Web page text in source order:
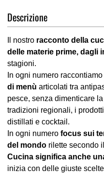
Descrizione
Il nostro racconto della
delle materie prime, dagli
stagioni.
In ogni numero
di menù articolati tra
pesce, senza dimenticare
tradizioni regionali, i
distillati e cocktail.
In ogni numero focus sui
del mondo rilette secondo
Cucina significa anche
inizia con delle giuste